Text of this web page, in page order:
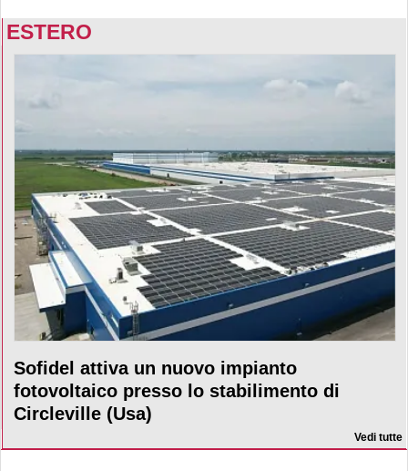
ESTERO
Sofidel attiva un nuovo impianto
fotovoltaico presso lo stabilimento di
Circleville (Usa)
Vedi tutte